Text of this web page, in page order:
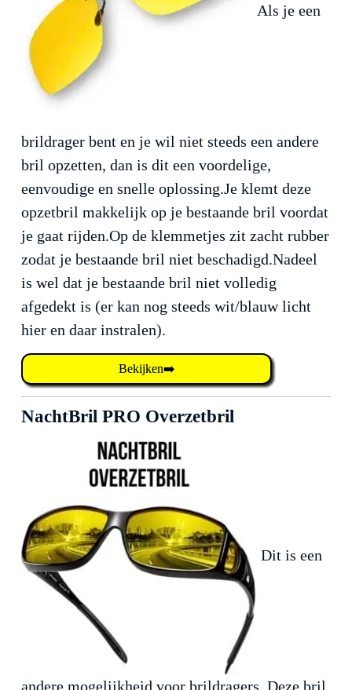
Als je een
brildrager bent en je wil niet steeds een andere
bril opzetten, dan is dit een voordelige,
eenvoudige en snelle oplossing.Je klemt deze
opzetbril makkelijk op je bestaande bril voordat
je gaat rijden.Op de klemmetjes zit zacht rubber
zodat je bestaande bril niet beschadigd.Nadeel
is wel dat je bestaande bril niet volledig
afgedekt is (er kan nog steeds wit/blauw licht
hier en daar instralen).
Bekijken➡️
NachtBril PRO Overzetbril
Dit is een
andere mogelijkheid voor brildragers. Deze bril